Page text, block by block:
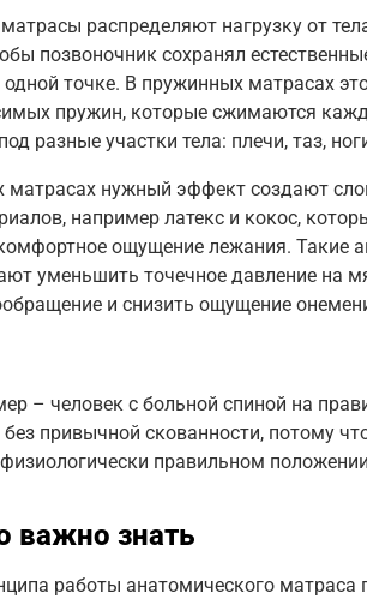
распределяют нагрузку от
позвоночник сохранял
точке. В пружинных матрасах
пружин, которые сжимаются
разные участки тела: плечи, таз,
матрасах нужный эффект создают
например латекс и кокос,
ощущение лежания. Такие
уменьшить точечное давление на
и снизить ощущение
– человек с больной спиной на
без привычной скованности, потому
правильном
важно знать
работы анатомического матраса